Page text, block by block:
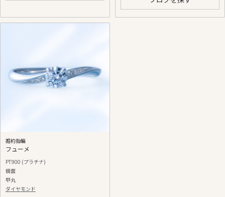
婚約指輪
フューメ
PT900 (プラチナ)
鏡面
甲丸
ダイヤモンド